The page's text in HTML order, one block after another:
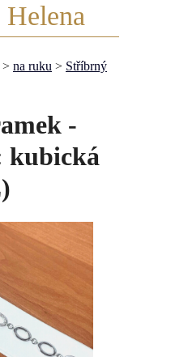
> na ruku > Stříbrný
-
kubická